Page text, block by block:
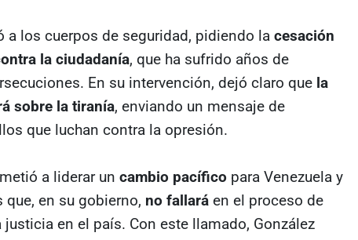
a los cuerpos de seguridad, pidiendo la cesación
la ciudadanía, que ha sufrido años de
En su intervención, dejó claro que la
sobre la tiranía, enviando un mensaje de
que luchan contra la opresión.
a liderar un cambio pacífico para Venezuela y
en su gobierno, no fallará en el proceso de
en el país. Con este llamado, González